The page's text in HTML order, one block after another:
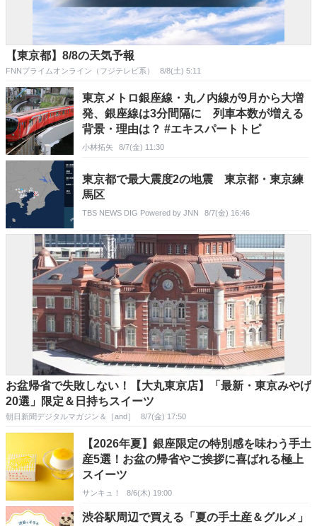
【東京都】8/8の天気予報
FNNプライムオンライン（フジテレビ系） 8/8(土) 5:11
東京メトロ銀座線・丸ノ内線が9月から大増
発、銀座線は3分間隔に 列車本数が増える
背景・理由は？ #エキスパートトピ
小林拓矢 8/7(金) 11:30
東京都で最大震度2の地震 東京都・東京練
馬区
TBS NEWS DIG Powered by JNN 8/7(金) 16:46
お盆帰省で失敗しない！【大丸東京店】「最新・東京みやげ
20選」限定＆日持ちスイーツ
朝日新聞デジタルマガジン＆［and］ 8/7(金) 17:50
【2026年夏】銀座限定の特別感を味わう手土
産5選！お盆の帰省やご挨拶に喜ばれる極上
スイーツ
サンキュ！ 8/6(木) 19:00
渋谷駅周辺で買える「夏の手土産＆グルメ」